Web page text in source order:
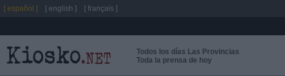
Todos los días Las Provincias
Toda la prensa de hoy
[ español ] [ english ] [ français ]